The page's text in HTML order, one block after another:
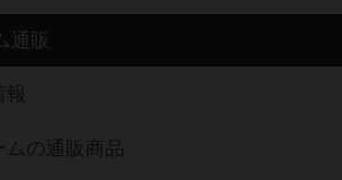
通販
報
ムの通販商品